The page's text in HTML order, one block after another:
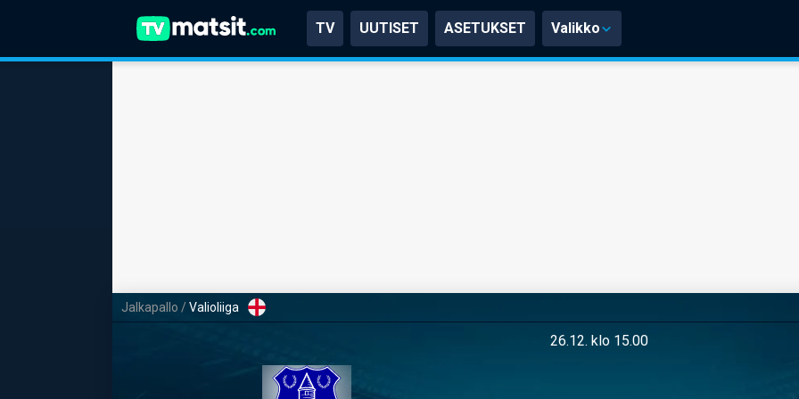
TV UUTISET ASETUKSET Valikko
Jalkapallo /Valioliiga
26.12. klo 15.00